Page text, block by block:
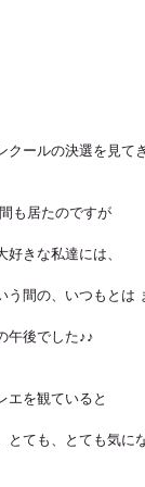
クールの決選を見て
も居たのですが
好きな私達には、
う間の、いつもとは
午後でした♪♪
エを観ていると
とても、とても気に